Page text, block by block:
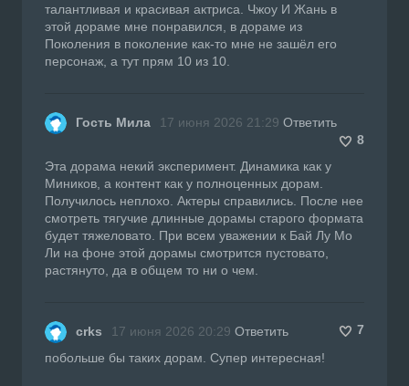
талантливая и красивая актриса. Чжоу И Жань в
этой дораме мне понравился, в дораме из
Поколения в поколение как-то мне не зашёл его
персонаж, а тут прям 10 из 10.
Гость Мила 17 июня 2026 21:29 Ответить
8
Эта дорама некий эксперимент. Динамика как у
Миников, а контент как у полноценных дорам.
Получилось неплохо. Актеры справились. После нее
смотреть тягучие длинные дорамы старого формата
будет тяжеловато. При всем уважении к Бай Лу Мо
Ли на фоне этой дорамы смотрится пустовато,
растянуто, да в общем то ни о чем.
crks 17 июня 2026 20:29 Ответить
7
побольше бы таких дорам. Супер интересная!